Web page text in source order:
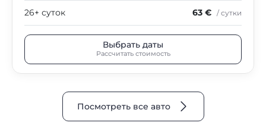
26+ суток 63 € / сутки
Выбрать даты
Рассчитать стоимость
Посмотреть все авто